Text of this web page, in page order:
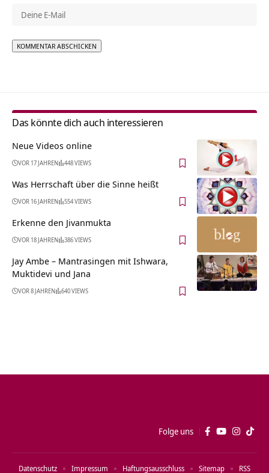
Das könnte dich auch interessieren
Neue Videos online
VOR 17 JAHREN 448 VIEWS
Was Herrschaft über die Sinne heißt
VOR 16 JAHREN 554 VIEWS
Erkenne den Jivanmukta
VOR 18 JAHREN 386 VIEWS
Jay Ambe – Mantrasingen mit Ishwara,
Muktidevi und Jana
VOR 8 JAHREN 640 VIEWS
Folge uns
Datenschutz Impressum Haftungsausschluss Sitemap RSS